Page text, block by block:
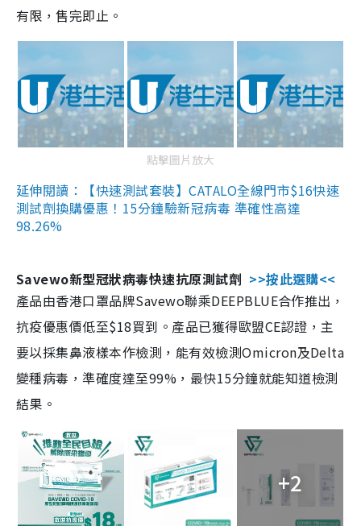
有限，售完即止。
點擊圖片放大
延伸閱讀：【快速測試套裝】CATALO全線門市$16快速
測試劑換購優惠！15分鐘驗新冠病毒 準確性高達
98.26%
Savewo新型冠狀病毒快速抗原測試劑 >>按此選購<<
產品由香港口罩品牌Savewo聯乘DEEPBLUE合作推出，
抗疫優惠價低至$18買到。產品已獲得歐盟CE認證，主
要以採集鼻液樣本作檢測，能有效檢測Omicron及Delta
變種病毒，準確度達至99%，最快15分鐘就能知道檢測
結果。
+2